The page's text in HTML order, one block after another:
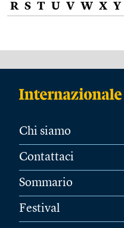
R S T U V W X Y
Chi siamo
Contattaci
Sommario
Festival